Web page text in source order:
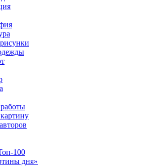
картину
100
дня»